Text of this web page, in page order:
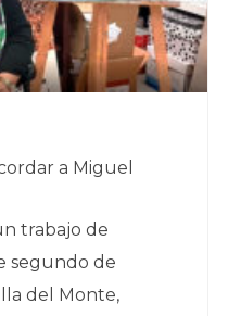
a Miguel
trabajo de
segundo de
del Monte,